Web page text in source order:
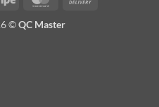
©QC Master